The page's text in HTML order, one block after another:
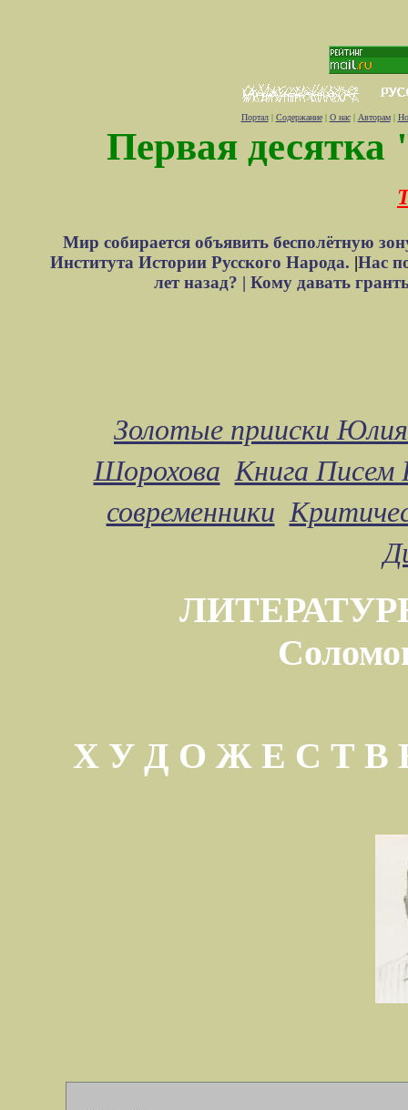
Портал| Содержание| О нас| Авторам|
Первая десятка
Мир собирается объявить бесполётную
Института Истории Русского Народа. |Нас
лет назад? | Кому давать
Золотые прииски
Шорохова Книга Писем
современники
Х У Д О Ж Е С Т